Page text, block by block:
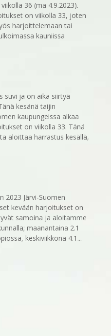
36 (ma 4.9.2023).
on viikolla 33, joten
harjoittelemaan tai
kauniissa
suvi ja on aika siirtyä
kesänä taijin
kaupungeissa alkaa
on viikolla 33. Tänä
aloittaa harrastus kesällä,
2023 Järvi-Suomen
kevään harjoitukset on
samoina ja aloitamme
maanantaina 2.1
keskiviikkona 4.1...